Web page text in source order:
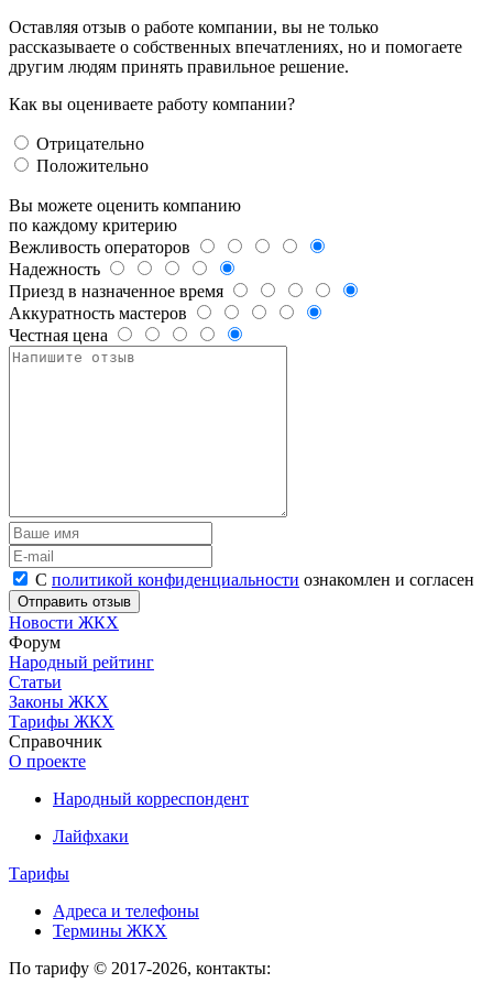
Оставляя отзыв о работе компании, вы не только
рассказываете о собственных впечатлениях, но и помогаете
другим людям принять правильное решение.
Как вы оцениваете работу компании?
Отрицательно
Положительно
Вы можете оценить компанию
по каждому критерию
Вежливость операторов
Надежность
Приезд в назначенное время
Аккуратность мастеров
Честная цена
С политикой конфиденциальности ознакомлен и согласен
Новости ЖКХ
Форум
Народный рейтинг
Статьи
Законы ЖКХ
Тарифы ЖКХ
Справочник
О проекте
Народный корреспондент
Лайфхаки
Тарифы
Адреса и телефоны
Термины ЖКХ
По тарифу © 2017-2026, контакты: